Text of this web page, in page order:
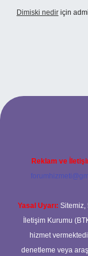
Dimiski nedir için
Reklam ve
Yasal Uyarı: Sitemiz,
İletişim Kurumu
hizmet
denetleme veya